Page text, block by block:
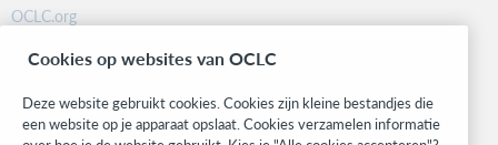
OCLC.org
Community
Research
WebJunction
Cookies op websites van OCLC
Deze website gebruikt cookies. Cookies zijn kleine bestandjes die
een website op je apparaat opslaat. Cookies verzamelen informatie